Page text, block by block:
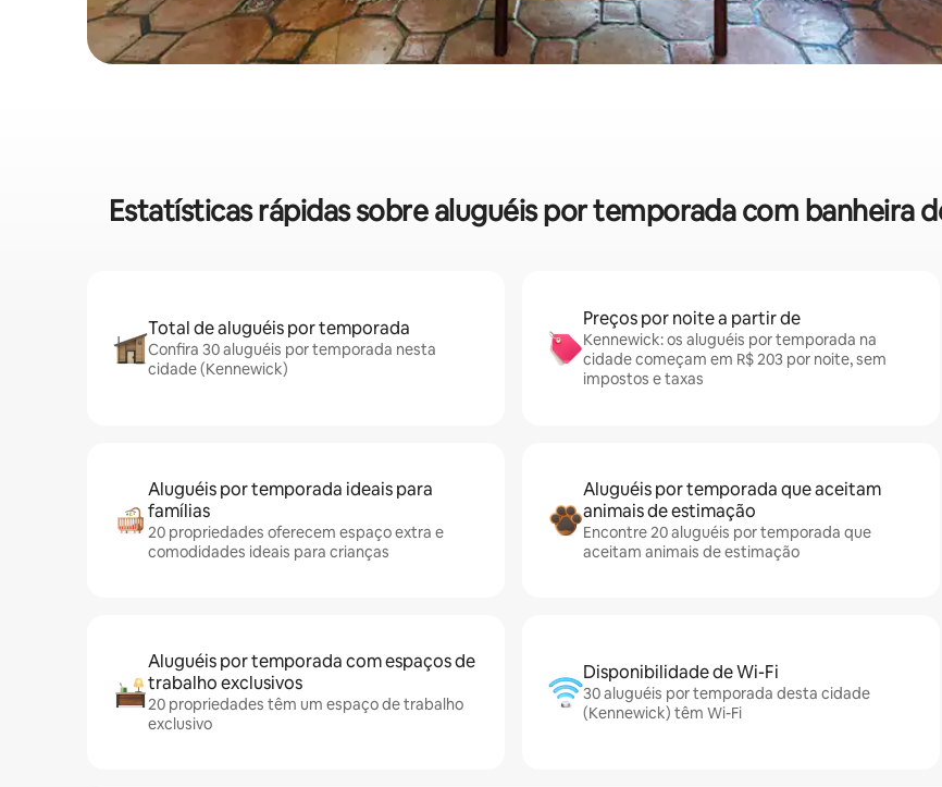
Estatísticas rápidas sobre aluguéis por temporada com banheira
Total de aluguéis por temporada
Confira 30 aluguéis por temporada nesta
cidade (Kennewick)
Preços por noite a partir de
Kennewick: os aluguéis por temporada na
cidade começam em R$ 203 por noite, sem
impostos e taxas
Aluguéis por temporada ideais para
famílias
20 propriedades oferecem espaço extra e
comodidades ideais para crianças
Aluguéis por temporada que aceitam
animais de estimação
Encontre 20 aluguéis por temporada que
aceitam animais de estimação
Aluguéis por temporada com espaços de
trabalho exclusivos
20 propriedades têm um espaço de trabalho
exclusivo
Disponibilidade de Wi-Fi
30 aluguéis por temporada desta cidade
(Kennewick) têm Wi-Fi